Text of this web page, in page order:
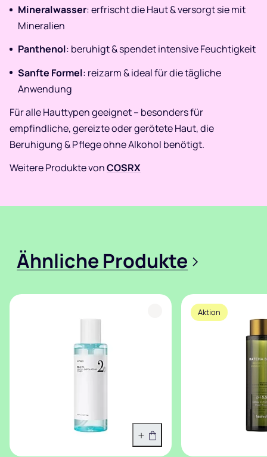
Mineralwasser: erfrischt die Haut & versorgt sie mit
Mineralien
Panthenol: beruhigt & spendet intensive Feuchtigkeit
Sanfte Formel: reizarm & ideal für die tägliche
Anwendung
Für alle Hauttypen geeignet – besonders für
empfindliche, gereizte oder gerötete Haut, die
Beruhigung & Pflege ohne Alkohol benötigt.
Weitere Produkte vonCOSRX
Ähnliche Produkte >
In den Warenkorb
Aktion